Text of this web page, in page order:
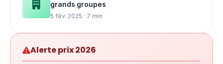
grands groupes
5 fév. 2025 · 7 min
Alerte prix 2026